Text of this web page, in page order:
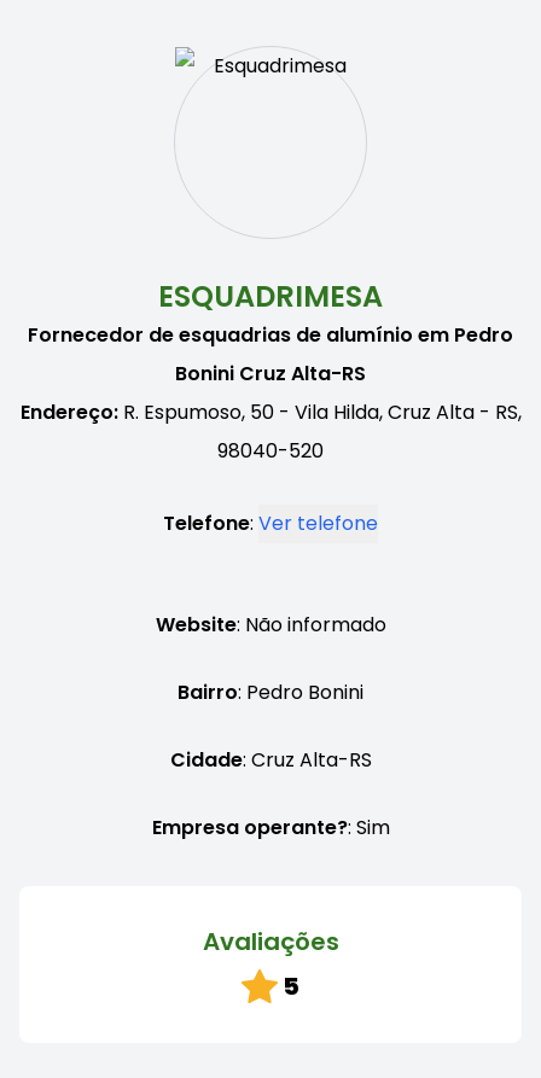
ESQUADRIMESA
Fornecedor de esquadrias de alumínio em Pedro
Bonini Cruz Alta-RS
Endereço:R. Espumoso, 50 - Vila Hilda, Cruz Alta - RS,
98040-520
Telefone: Ver telefone
Website: Não informado
Bairro: Pedro Bonini
Cidade: Cruz Alta-RS
Empresa operante?: Sim
Avaliações
5